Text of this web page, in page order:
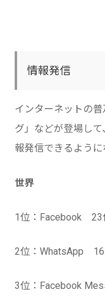
情報発信
インターネットの
グ」などが登場し
報発信できるように
世界
1位：Facebook 23
2位：WhatsApp 16
3位：Facebook